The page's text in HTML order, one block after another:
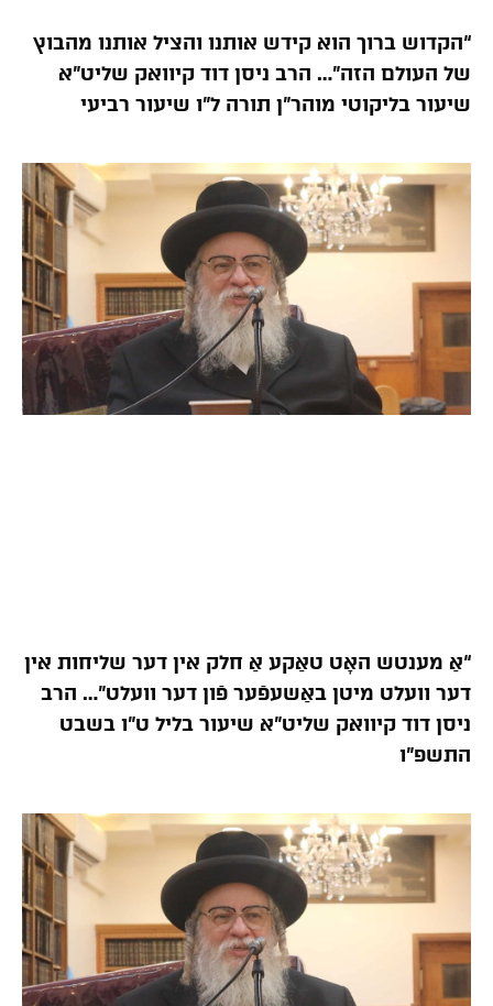
“הקדוש ברוך הוא קידש אותנו והציל אותנו מהבוץ
של העולם הזה”… הרב ניסן דוד קיוואק שליט”א
שיעור בליקוטי מוהר”ן תורה ל”ו שיעור רביעי
“אַ מענטש האָט טאַקע אַ חלק אין דער שליחות אין
דער וועלט מיטן באַשעפֿער פֿון דער וועלט”… הרב
ניסן דוד קיוואק שליט”א שיעור בליל ט”ו בשבט
התשפ”ו